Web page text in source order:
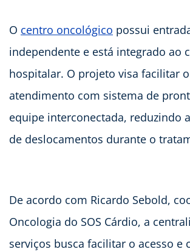
O centro oncológico possui
independente e está integrado ao
hospitalar. O projeto visa facilitar
atendimento com sistema de
equipe interconectada, reduzindo
de deslocamentos durante o
De acordo com Ricardo Sebold,
Oncologia do SOS Cárdio, a
serviços busca facilitar o acesso e